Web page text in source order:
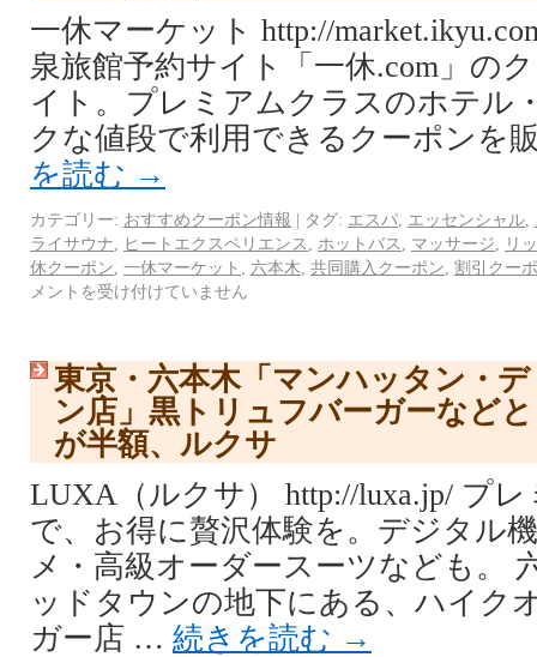
一休マーケット http://
泉旅館予約サイト「一休.com」の
イト。プレミアムクラスのホテル
クな値段で利用できるクーポンを
を読む →
カテゴリー: おすすめクーポン情報 | タグ: エスパ エッセンシャル
ライサウナ
ヒートエクスペリエンス ホットバス マッサージ
リ
休クーポン 一休マーケット 六本木 共同購入クーポン 割引クー
メントを受け付けていません
東京・六本木「マンハッタン・
ン店」黒トリュフバーガーなど
が半額、ルクサ
LUXA（ルクサ） http://luxa.jp/ プ
で、お得に贅沢体験を。デジタル
メ・高級オーダースーツなども。
ッドタウンの地下にある、ハイク
ガー店 … 続きを読む →